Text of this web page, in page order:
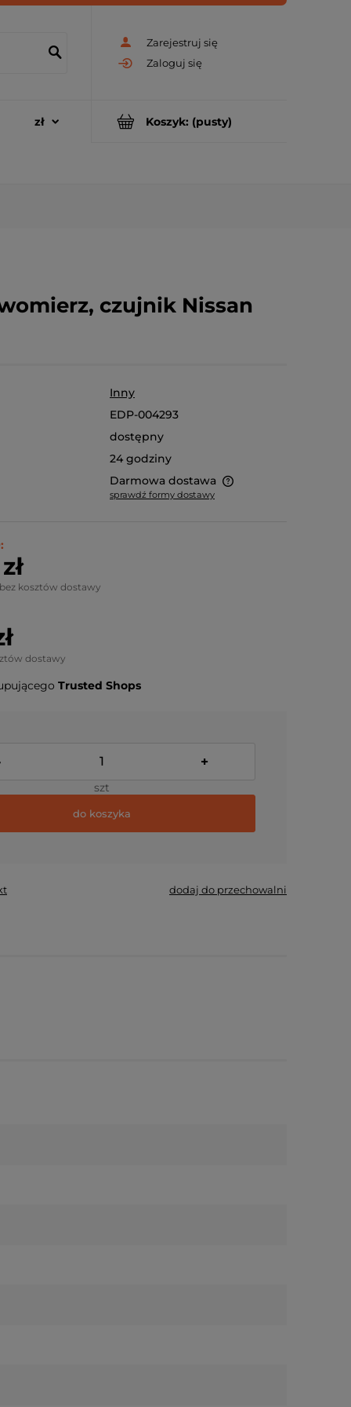
Zarejestruj się
Zaloguj się
Koszyk: (pusty)
czujnik Nissan
Inny
EDP-004293
dostępny
24 godziny
Darmowa dostawa
Możliwy również odbiór osobisty.
sprawdź formy dostawy
bez kosztów dostawy
dostawy
Trusted Shops
+
szt
do koszyka
dodaj do przechowalni